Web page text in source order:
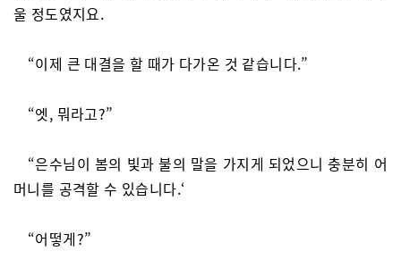
울 정도였지요.
“이제 큰 대결을 할 때가 다가온 것 같습니다.”
“엣, 뭐라고?”
“은수님이 봄의 빛과 불의 말을 가지게 되었으니 충분히 어
머니를 공격할 수 있습니다.‘
“어떻게?”